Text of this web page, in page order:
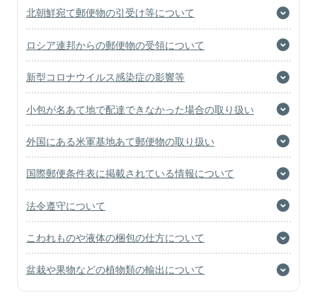
北朝鮮宛て郵便物の引受け等について
ロシア連邦からの郵便物の受領について
新型コロナウイルス感染症の影響等
小包が名あて地で配達できなかった場合の取り扱い
外国にある米軍基地あて郵便物の取り扱い
国際郵便条件表に掲載されている情報について
法令遵守について
こわれものや液体の梱包の仕方について
盆栽や果物などの植物類の輸出について